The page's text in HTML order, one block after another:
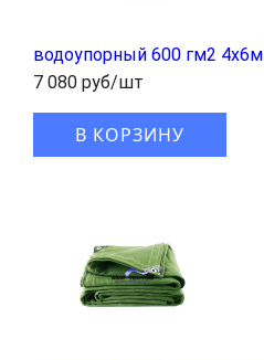
водоупорный 600 гм2 4x6м
7 080 руб/шт
В КОРЗИНУ